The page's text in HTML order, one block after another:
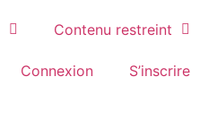
Contenu restreint
Connexion S’inscrire